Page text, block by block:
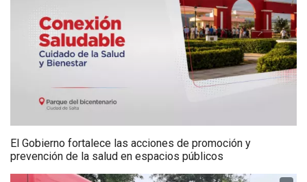
El Gobierno fortalece las acciones de promoción y
prevención de la salud en espacios públicos